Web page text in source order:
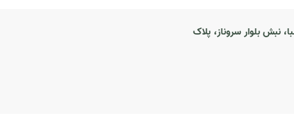
نبش بلوار سروناز، پلاک